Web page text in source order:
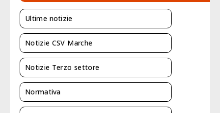
Ultime notizie
Notizie CSV Marche
Notizie Terzo settore
Normativa